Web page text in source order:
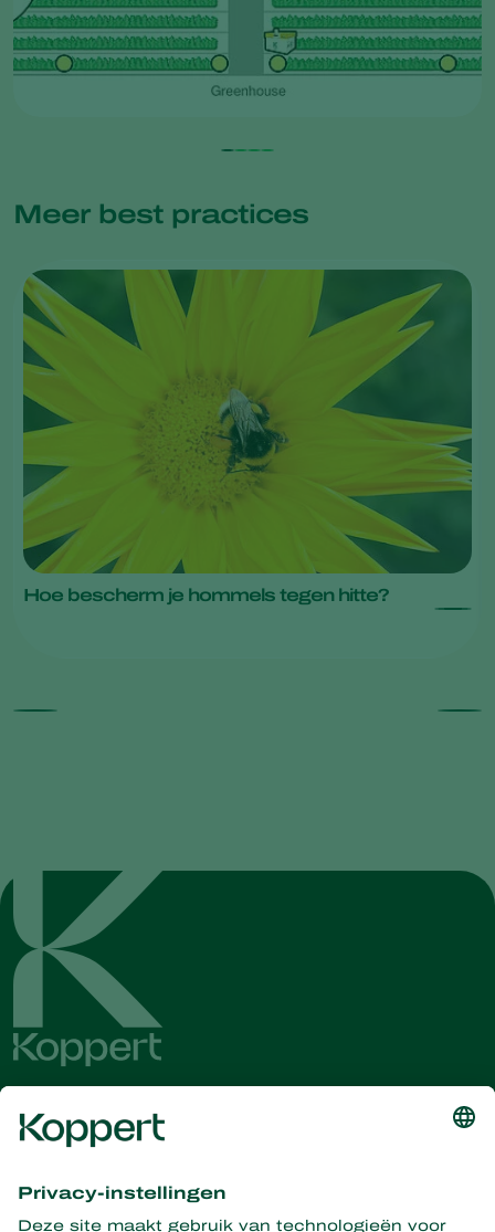
Meer best practices
Hoe bescherm je hommels tegen hitte?
Ontvang het laatste nieuws en
informatie
Hier aanmelden